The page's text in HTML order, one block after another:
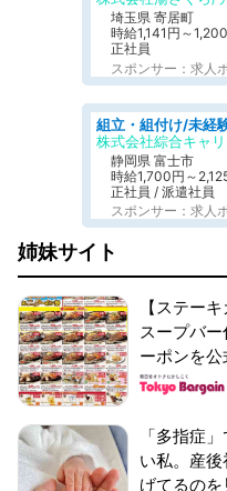
埼玉県 寄居町
時給1,141円～
正社員
スポンサー：求人
株式会社綜合キャ
静岡県 富士市
時給1,700円～
正社員 / 派遣社員
スポンサー：求人
姉妹サイト
【ステー
スープバー
ーポンを公
「多指症
い私。産
げてるの